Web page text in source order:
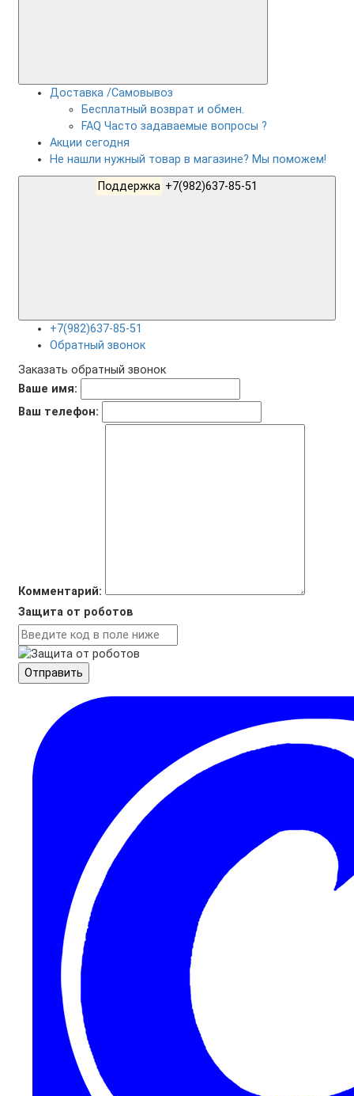
Доставка /Самовывоз
Бесплатный возврат и обмен.
FAQ Часто задаваемые вопросы ?
Акции сегодня
Не нашли нужный товар в магазине? Мы поможем!
Поддержка
+7(982)637-85-51
Обратный звонок
Заказать обратный звонок
Ваше имя:
Ваш телефон:
Комментарий:
Защита от роботов
Отправить